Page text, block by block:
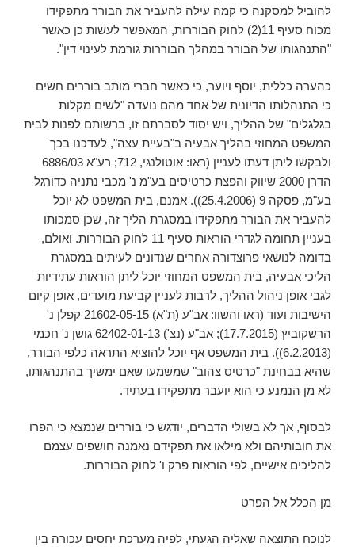
להוביל למסקנה כי קמה עילה להעביר את הבורר מתפקידו
מכוח סעיף 11(2) לחוק הבוררות, המאפשר לעשות כן כאשר
"התנהגותו של הבורר במהלך הבוררות גורמת לעינוי דין".
כהערה כללית, יוסף ויוער, כי כאשר חברי מותב בוררים חשים
כי התנהלותו הדיונית של אחד מהם נועדה "לשים מקלות
בגלגלים" של ההליך, ויש יסוד לסברתם זו, ברשותם לפנות לבית
המשפט המחוזי בהליך אבעיה ב"בעיית עצה", לעדכנו בכך
ולבקשו ליתן דעתו לעניין (ראו: אוטולנגי, 712; רע"א 6886/03
הדרן 2000 שיווק והפצת כרטיסים בע"מ נ' מכבי נתניה כדורגל
בע"מ, פסקה 9 (25.4.2006)). אמנם, בית המשפט לא יוכל
להעביר את הבורר מתפקידו במסגרת הליך זה, שכן סמכותו
בעניין תחומה לגדרי הוראות סעיף 11 לחוק הבוררות. ואולם,
בדומה לנושאי פרוצדורה אחרים שנדונים לעיתים במסגרת
הליכי אבעיה, בית המשפט המחוזי יוכל ליתן הוראות עתידיות
לגבי אופן ניהול ההליך, לרבות לעניין קביעת מועדים, אופן קיום
הישיבות ועוד (ראו והשוו: אב"ע (ת"א) 21602-05-15 קפלן נ'
הרשקוביץ (17.7.2015); אב"ע (נצ') 62402-01-13 גושן נ' חכמי
(6.2.2013)). בית המשפט אף יוכל להוציא התראה כלפי הבורר,
שהיא בבחינת "כרטיס צהוב" שמשמעו שאם ימשיך בהתנהגותו,
לא מן הנמנע כי הוא יועבר מתפקידו בעתיד.
לבסוף, אך לא בשולי הדברים, יודגש כי בוררים שנמצא כי הפרו
את חובותיהם ולא מילאו את תפקידם נאמנה חושפים עצמם
להליכים אישיים, לפי הוראות פרק ו' לחוק הבוררות.
מן הכלל אל הפרט
לנוכח התוצאה שאליה הגעתי, לפיה מערכת יחסים עכורה בין